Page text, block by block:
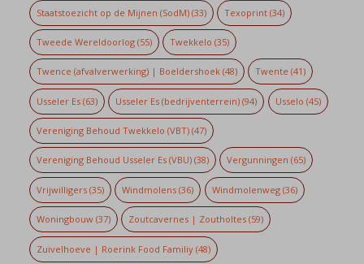
Staatstoezicht op de Mijnen (SodM)(33) Texoprint (34)
Tweede Wereldoorlog(55) Twekkelo (35)
Twence (afvalverwerking) | Boeldershoek(48) Twente (41)
Usseler Es(63) Usseler Es (bedrijventerrein) (94) Usselo (45)
Vereniging Behoud Twekkelo (VBT)(47)
Vereniging Behoud Usseler Es (VBU)(38) Vergunningen (65)
Vrijwilligers(35) Windmolens (36) Windmolenweg(36)
Woningbouw(37) Zoutcavernes | Zoutholtes (59)
Zuivelhoeve | Roerink Food Familiy(48)